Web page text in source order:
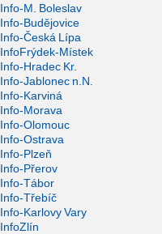
Info-M. Boleslav
Info-Budějovice
Info-Česká Lípa
InfoFrýdek-Místek
Info-Hradec Kr.
Info-Jablonec n.N.
Info-Karviná
Info-Morava
Info-Olomouc
Info-Ostrava
Info-Plzeň
Info-Přerov
Info-Tábor
Info-Třebíč
Info-Karlovy Vary
InfoZlín